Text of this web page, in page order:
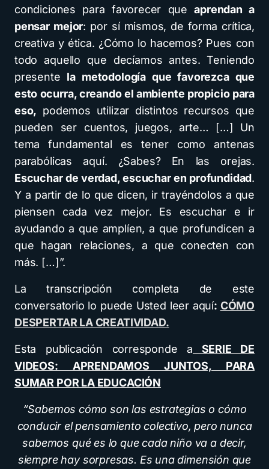
condiciones para favorecer queaprendan a
pensar mejor: por sí mismos, de forma crítica,
creativa y ética. ¿Cómo lo hacemos? Pues con
todo aquello que decíamos antes. Teniendo
presente la metodología que favorezca que
esto ocurra, creando el ambiente propicio para
eso, podemos utilizar distintos recursos que
pueden ser cuentos, juegos, arte… […] Un
tema fundamental es tener como antenas
parabólicas aquí. ¿Sabes? En las orejas.
Escuchar de verdad, escuchar en profundidad.
Y a partir de lo que dicen, ir trayéndolos a que
piensen cada vez mejor. Es escuchar e ir
ayudando a que amplíen, a que profundicen a
que hagan relaciones, a que conecten con
más. […]”.
La transcripción completa de este
conversatorio lo puede Usted leer aquí: CÓMO
DESPERTAR LA CREATIVIDAD.
Esta publicación corresponde a SERIE DE
VIDEOS: APRENDAMOS JUNTOS, PARA
SUMAR POR LA EDUCACIÓN
“Sabemos cómo son las estrategias o cómo
conducir el pensamiento colectivo, pero nunca
sabemos qué es lo que cada niño va a decir,
siempre hay sorpresas. Es una dimensión que